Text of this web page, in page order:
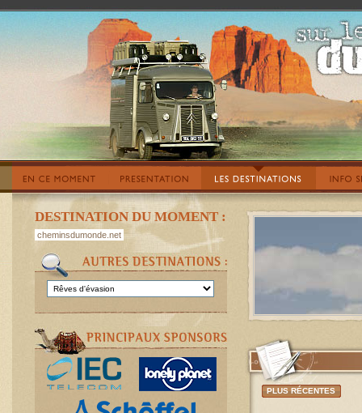
DESTINATION DU MOMENT :
cheminsdumonde.net
PLUS RÉCENTES